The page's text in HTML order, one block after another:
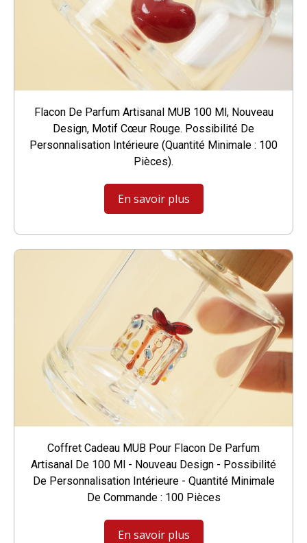
Flacon De Parfum Artisanal MUB 100 Ml, Nouveau
Design, Motif Cœur Rouge. Possibilité De
Personnalisation Intérieure (quantité Minimale : 100
Pièces).
En savoir plus
Coffret Cadeau MUB Pour Flacon De Parfum
Artisanal De 100 Ml - Nouveau Design - Possibilité
De Personnalisation Intérieure - Quantité Minimale
De Commande : 100 Pièces
En savoir plus